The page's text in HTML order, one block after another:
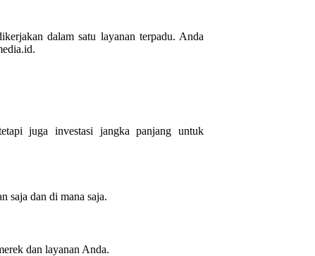
dalam satu layanan terpadu. Anda
juga investasi jangka panjang untuk
saja dan di mana saja.
dan layanan Anda.